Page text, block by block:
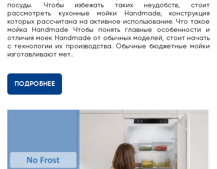
посуды. Чтобы избежать таких неудобств, стоит
рассмотреть кухонные мойки Handmade, конструкция
которых рассчитана на активное использование. Что такое
мойка Handmade Чтобы понять главные особенности и
отличия моек Handmade от обычных моделей, стоит начать
с технологии их производства. Обычные бюджетные мойки
изготавливают мет..
ПОДРОБНЕЕ